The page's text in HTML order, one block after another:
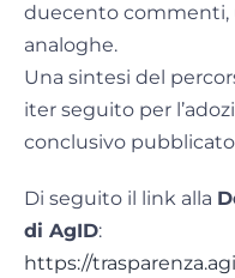
duecento commenti,
analoghe.
Una sintesi del
iter seguito per
conclusivo
Di seguito il link alla
di AgID:
https://